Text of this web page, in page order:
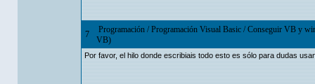
7 Programación/Programación Visual Basic/Conseguir VB y
VB)
Por favor, el hilo donde escribiais todo esto es sólo para dudas